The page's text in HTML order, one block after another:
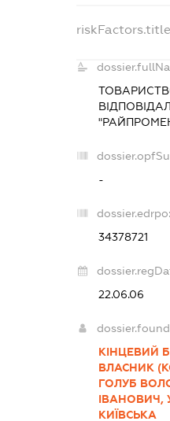
riskFactors.title
-
dossier.edrpo:
34378721
22.06.06
КІНЦЕВИЙ
ВЛАСНИК
ГОЛУБ
ІВАНОВИЧ,
КИЇВСЬКА